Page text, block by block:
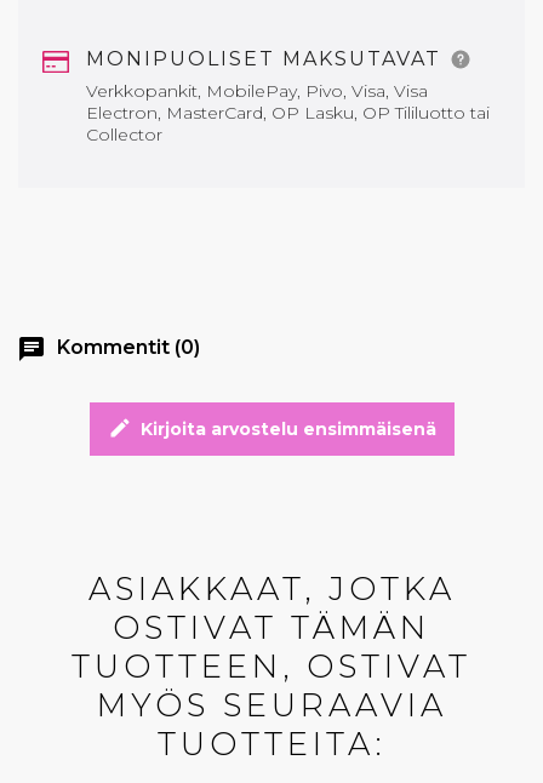
MONIPUOLISET MAKSUTAVAT
Verkkopankit, MobilePay, Pivo, Visa, Visa
Electron, MasterCard, OP Lasku, OP Tililuotto tai
Collector
chat Kommentit (0)
edit Kirjoita arvostelu ensimmäisenä
ASIAKKAAT, JOTKA
OSTIVAT TÄMÄN
TUOTTEEN, OSTIVAT
MYÖS SEURAAVIA
TUOTTEITA: